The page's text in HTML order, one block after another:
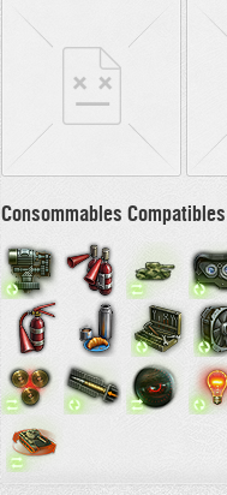
Consommables Compatibles